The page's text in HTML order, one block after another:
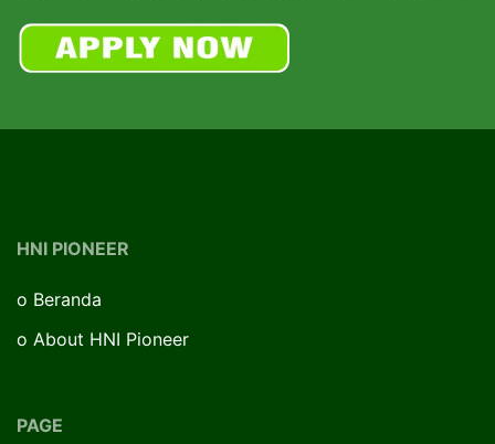
HNI PIONEER
o Beranda
o About HNI Pioneer
PAGE